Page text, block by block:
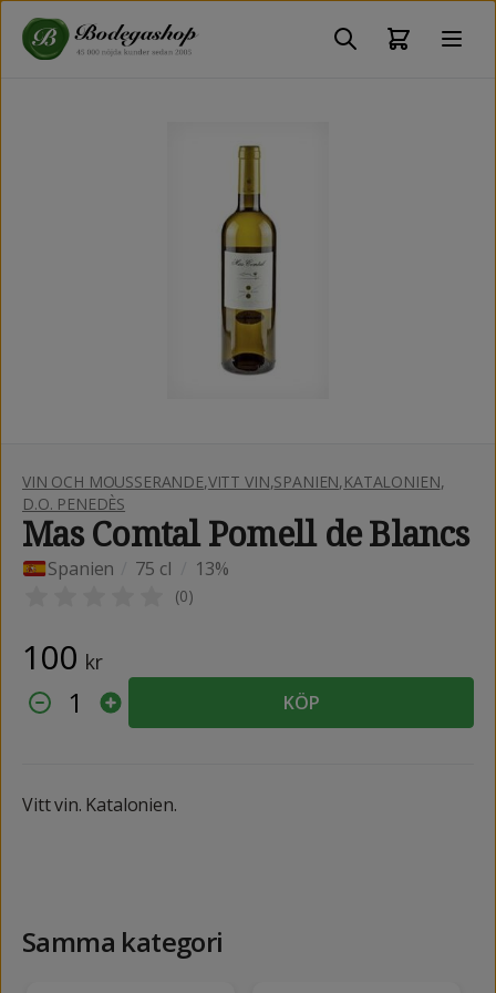
VIN OCH MOUSSERANDE,VITT VIN,SPANIEN,KATALONIEN,
D.O. PENEDÈS
Mas Comtal Pomell de Blancs
Spanien 75 cl 13%
(0)
100 kr
1 KÖP
Vitt vin. Katalonien.
Samma kategori